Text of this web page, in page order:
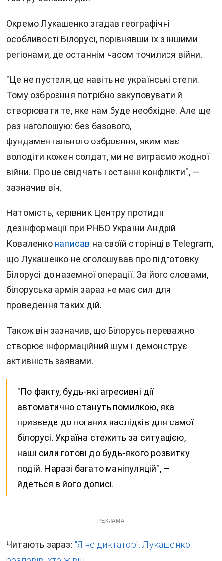
Окремо Лукашенко згадав географічні
особливості Білорусі, порівнявши їх з іншими
регіонами, де останнім часом точилися війни.
"Це не пустеля, це навіть не українські степи.
Тому озброєння потрібно закуповувати й
створювати те, яке нам буде необхідне. Але ще
раз наголошую: без базового,
фундаментального озброєння, яким має
володіти кожен солдат, ми не виграємо жодної
війни. Про це свідчать і останні конфлікти", —
зазначив він.
Натомість, керівник Центру протидії
дезінформації при РНБО України Андрій
Коваленко написав на своїй сторінці в Telegram,
що Лукашенко не оголошував про підготовку
Білорусі до наземної операції. За його словами,
білоруська армія зараз не має сил для
проведення таких дій.
Також він зазначив, що Білорусь переважно
створює інформаційний шум і демонструє
активність заявами.
"По факту, будь-які агресивні дії
автоматично стануть помилкою, яка
призведе до поганих наслідків для самої
білорусі. Україна стежить за ситуацією,
наші сили готові до будь-якого розвитку
подій. Наразі багато маніпуляцій", —
йдеться в його дописі.
РЕКЛАМА
Читають зараз: "Я не диктатор": Лукашенко